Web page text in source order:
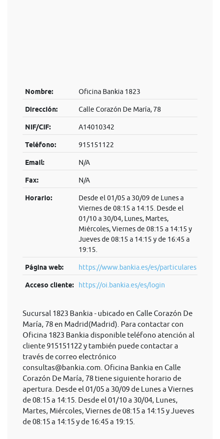
Nombre: Oficina Bankia 1823
Dirección: Calle Corazón De María, 78
NIF/CIF: A14010342
Teléfono: 915151122
Email: N/A
Fax: N/A
Horario:
Desde el 01/05 a 30/09 de Lunes a
Viernes de 08:15 a 14:15. Desde el
01/10 a 30/04, Lunes, Martes,
Miércoles, Viernes de 08:15 a 14:15 y
Jueves de 08:15 a 14:15 y de 16:45 a
19:15.
Página web: https://www.bankia.es/es/particulares
Acceso cliente: https://oi.bankia.es/es/login
Sucursal 1823 Bankia - ubicado en Calle Corazón De
María, 78 en Madrid(Madrid). Para contactar con
Oficina 1823 Bankia disponible teléfono atención al
cliente 915151122 y también puede contactar a
través de correo electrónico
consultas@bankia.com . Oficina Bankia en Calle
Corazón De María, 78 tiene siguiente horario de
apertura. Desde el 01/05 a 30/09 de Lunes a Viernes
de 08:15 a 14:15. Desde el 01/10 a 30/04, Lunes,
Martes, Miércoles, Viernes de 08:15 a 14:15 y Jueves
de 08:15 a 14:15 y de 16:45 a 19:15.